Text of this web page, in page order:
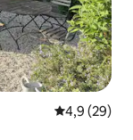
Średnia
4,9 (29)